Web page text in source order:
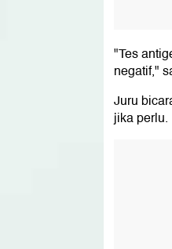
"Tes
negatif,"
Juru
jika perlu.